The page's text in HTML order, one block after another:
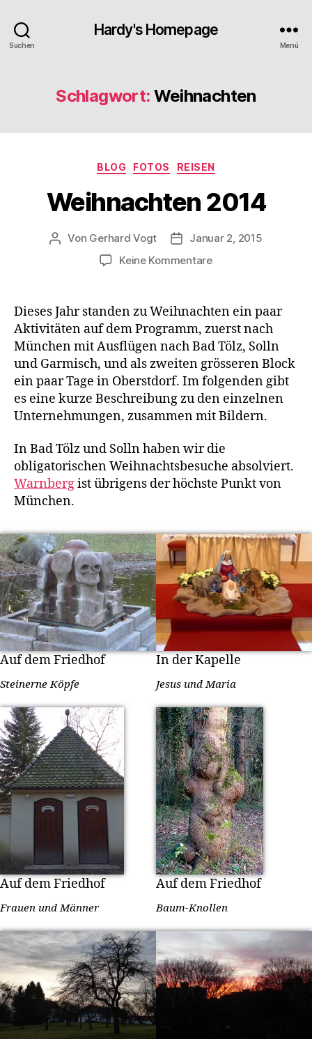
Suchen
Hardy's Homepage
Menü
Schlagwort: Weihnachten
Kategorien
BLOG FOTOS REISEN
Weihnachten 2014
Beitragsautor
Von Gerhard Vogt Veröffentlichungsdatum
Januar 2, 2015
Keine Kommentarezu
Dieses Jahr standen zu Weihnachten ein paar
Aktivitäten auf dem Programm, zuerst nach
München mit Ausflügen nach Bad Tölz, Solln
und Garmisch, und als zweiten grösseren Block
ein paar Tage in Oberstdorf. Im folgenden gibt
es eine kurze Beschreibung zu den einzelnen
Unternehmungen, zusammen mit Bildern.
In Bad Tölz und Solln haben wir die
obligatorischen Weihnachtsbesuche absolviert.
Warnbergist übrigens der höchste Punkt von
München.
Auf dem Friedhof
Steinerne Köpfe
In der Kapelle
Jesus und Maria
Auf dem Friedhof
Frauen und Männer
Auf dem Friedhof
Baum-Knollen